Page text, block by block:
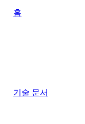
홈
기술 문서